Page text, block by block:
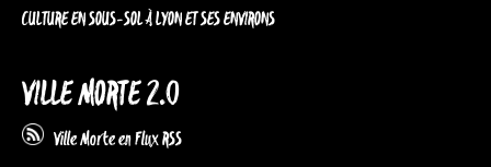
CULTURE EN SOUS-SOL À LYON ET SES ENVIRONS
VILLE MORTE 2.0
Ville Morte en Flux RSS